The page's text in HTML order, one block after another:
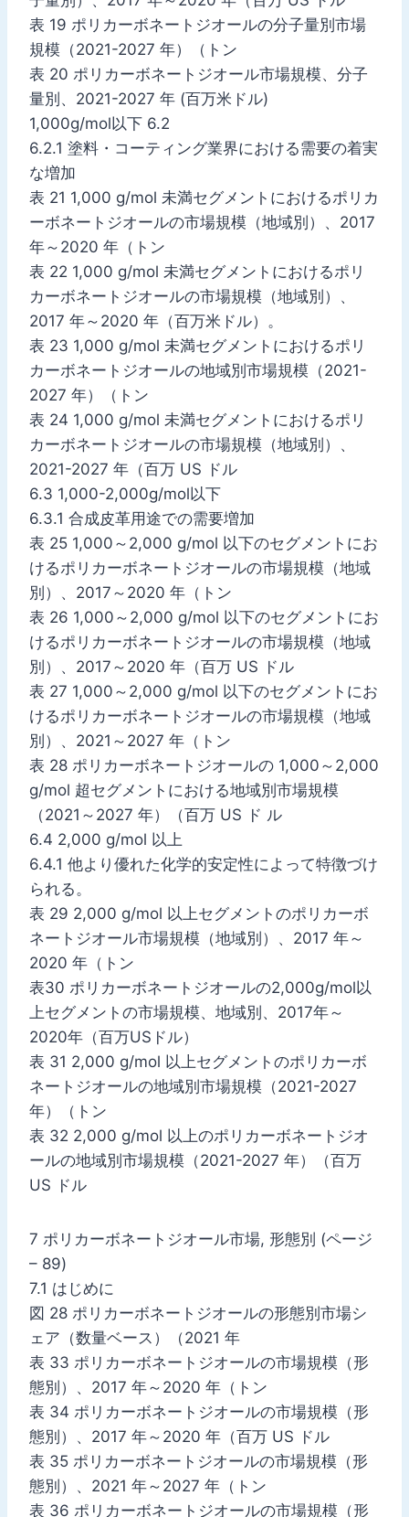
表 19 ポリカーボネートジオールの分子量別市場
規模（2021-2027 年）（トン
表 20 ポリカーボネートジオール市場規模、分子
量別、2021-2027 年 (百万米ドル)
1,000g/mol以下 6.2
6.2.1 塗料・コーティング業界における需要の着実
な増加
表 21 1,000 g/mol 未満セグメントにおけるポリカ
ーボネートジオールの市場規模（地域別）、2017
年～2020 年（トン
表 22 1,000 g/mol 未満セグメントにおけるポリ
カーボネートジオールの市場規模（地域別）、
2017 年～2020 年（百万米ドル）。
表 23 1,000 g/mol 未満セグメントにおけるポリ
カーボネートジオールの地域別市場規模（2021-
2027 年）（トン
表 24 1,000 g/mol 未満セグメントにおけるポリ
カーボネートジオールの市場規模（地域別）、
2021-2027 年（百万 US ドル
6.3 1,000-2,000g/mol以下
6.3.1 合成皮革用途での需要増加
表 25 1,000～2,000 g/mol 以下のセグメントにお
けるポリカーボネートジオールの市場規模（地域
別）、2017～2020 年（トン
表 26 1,000～2,000 g/mol 以下のセグメントにお
けるポリカーボネートジオールの市場規模（地域
別）、2017～2020 年（百万 US ドル
表 27 1,000～2,000 g/mol 以下のセグメントにお
けるポリカーボネートジオールの市場規模（地域
別）、2021～2027 年（トン
表 28 ポリカーボネートジオールの 1,000～2,000
g/mol 超セグメントにおける地域別市場規模
（2021～2027 年）（百万 US ド ル
6.4 2,000 g/mol 以上
6.4.1 他より優れた化学的安定性によって特徴づけ
られる。
表 29 2,000 g/mol 以上セグメントのポリカーボ
ネートジオール市場規模（地域別）、2017 年～
2020 年（トン
表30 ポリカーボネートジオールの2,000g/mol以
上セグメントの市場規模、地域別、2017年～
2020年（百万USドル）
表 31 2,000 g/mol 以上セグメントのポリカーボ
ネートジオールの地域別市場規模（2021-2027
年）（トン
表 32 2,000 g/mol 以上のポリカーボネートジオ
ールの地域別市場規模（2021-2027 年）（百万
US ドル
7 ポリカーボネートジオール市場, 形態別 (ページ
– 89)
7.1 はじめに
図 28 ポリカーボネートジオールの形態別市場シ
ェア（数量ベース）（2021 年
表 33 ポリカーボネートジオールの市場規模（形
態別）、2017 年～2020 年（トン
表 34 ポリカーボネートジオールの市場規模（形
態別）、2017 年～2020 年（百万 US ドル
表 35 ポリカーボネートジオールの市場規模（形
態別）、2021 年～2027 年（トン
表 36 ポリカーボネートジオールの市場規模（形